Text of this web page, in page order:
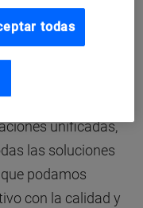
consulta
con otra
a la que
Esta es la
unificadas,
las soluciones
podamos
con la calidad y
todas